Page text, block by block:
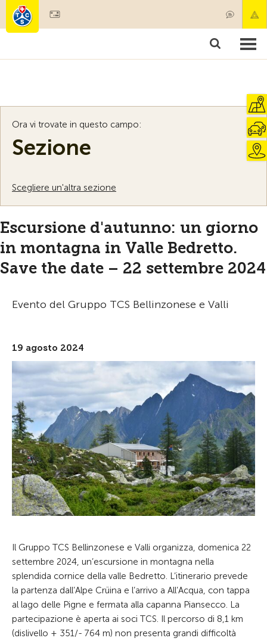
Societariato & prestazioni
Ora vi trovate in questo campo:
Sezione
Scegliere un'altra sezione
Escursione d'autunno: un giorno
in montagna in Valle Bedretto.
Save the date – 22 settembre 2024
Evento del Gruppo TCS Bellinzonese e Valli
19 agosto 2024
Il Gruppo TCS Bellinzonese e Valli organizza, domenica 22
settembre 2024, un’escursione in montagna nella
splendida cornice della valle Bedretto. L’itinerario prevede
la partenza dall’Alpe Crüina e l’arrivo a All’Acqua, con tappa
al lago delle Pigne e fermata alla capanna Piansecco. La
partecipazione è aperta ai soci TCS. Il percorso di 8,1 km
(dislivello + 351/- 764 m) non presenta grandi difficoltà